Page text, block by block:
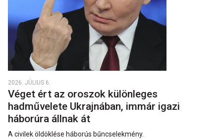
2026. JÚLIUS 6.
Véget ért az oroszok különleges
hadművelete Ukrajnában, immár igazi
háborúra állnak át
A civilek öldöklése háborús bűncselekmény.